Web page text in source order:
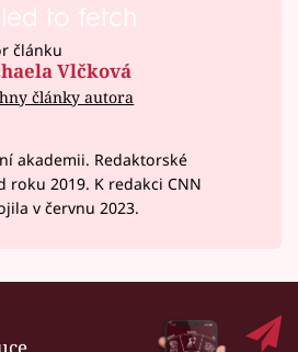
to fetch
článku
Vlčková
články autora
akademii. Redaktorské
roku 2019. K redakci CNN
v červnu 2023.